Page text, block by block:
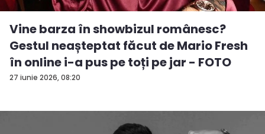
27 iunie 2026, 08:20
Vine barza în showbizul românesc?
Gestul neașteptat făcut de Mario Fresh
în online i-a pus pe toți pe jar - FOTO